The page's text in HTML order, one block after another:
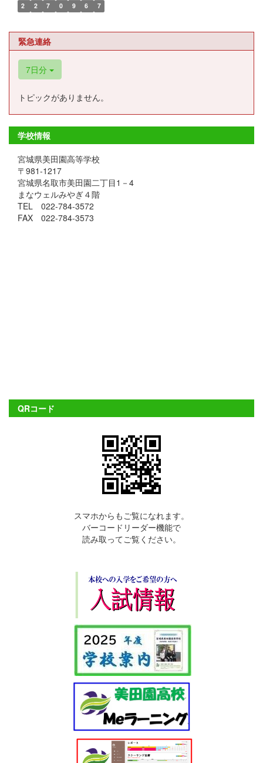
2 2 7 0 9 6 7
緊急連絡
7日分
トピックがありません。
学校情報
宮城県美田園高等学校
〒981-1217
宮城県名取市美田園二丁目1－4
まなウェルみやぎ４階
TEL 022-784-3572
FAX 022-784-3573
QRコード
スマホからもご覧になれます。
バーコードリーダー機能で
読み取ってご覧ください。